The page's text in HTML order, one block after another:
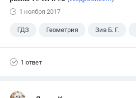
1 ноября 2017
ГДЗ Геометрия Зив Б. Г.
1 ответ